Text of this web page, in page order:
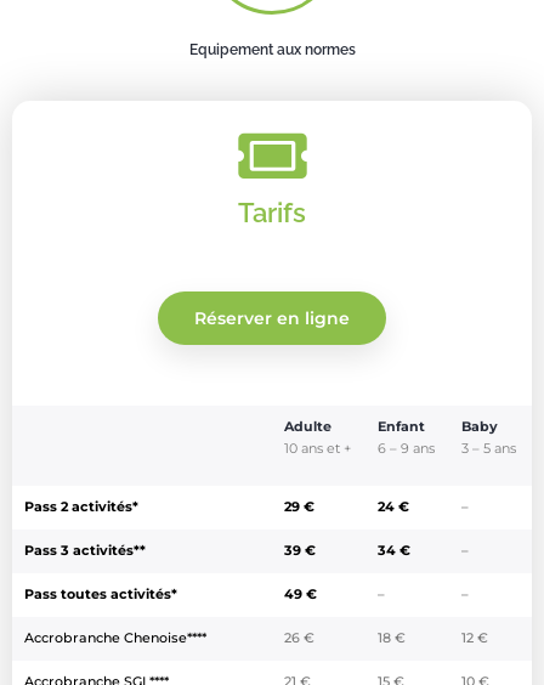
Equipement aux normes
Tarifs
Réserver en ligne
Adulte
10 ans et +
Enfant
6 – 9 ans
Baby
3 – 5 ans
Pass 2 activités* 29 € 24 € –
Pass 3 activités** 39 € 34 € –
Pass toutes activités* 49 € – –
Accrobranche Chenoise**** 26 € 18 € 12 €